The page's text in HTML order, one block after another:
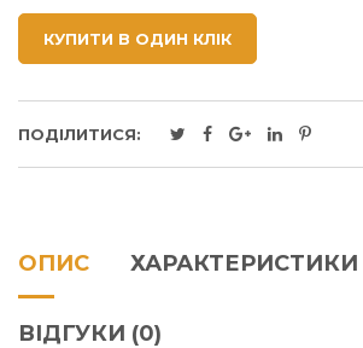
КУПИТИ В ОДИН КЛІК
ПОДІЛИТИСЯ:
ОПИС ХАРАКТЕРИСТИКИ
ВІДГУКИ (0)